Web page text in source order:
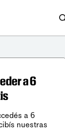
a 6
a 6
nuestras